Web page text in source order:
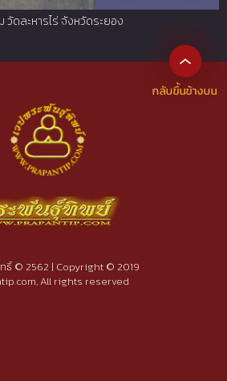
ดละหารไร่ จังหวัดระยอง
ธิ์ © 2562 | Copyright © 2019
All rights reserved